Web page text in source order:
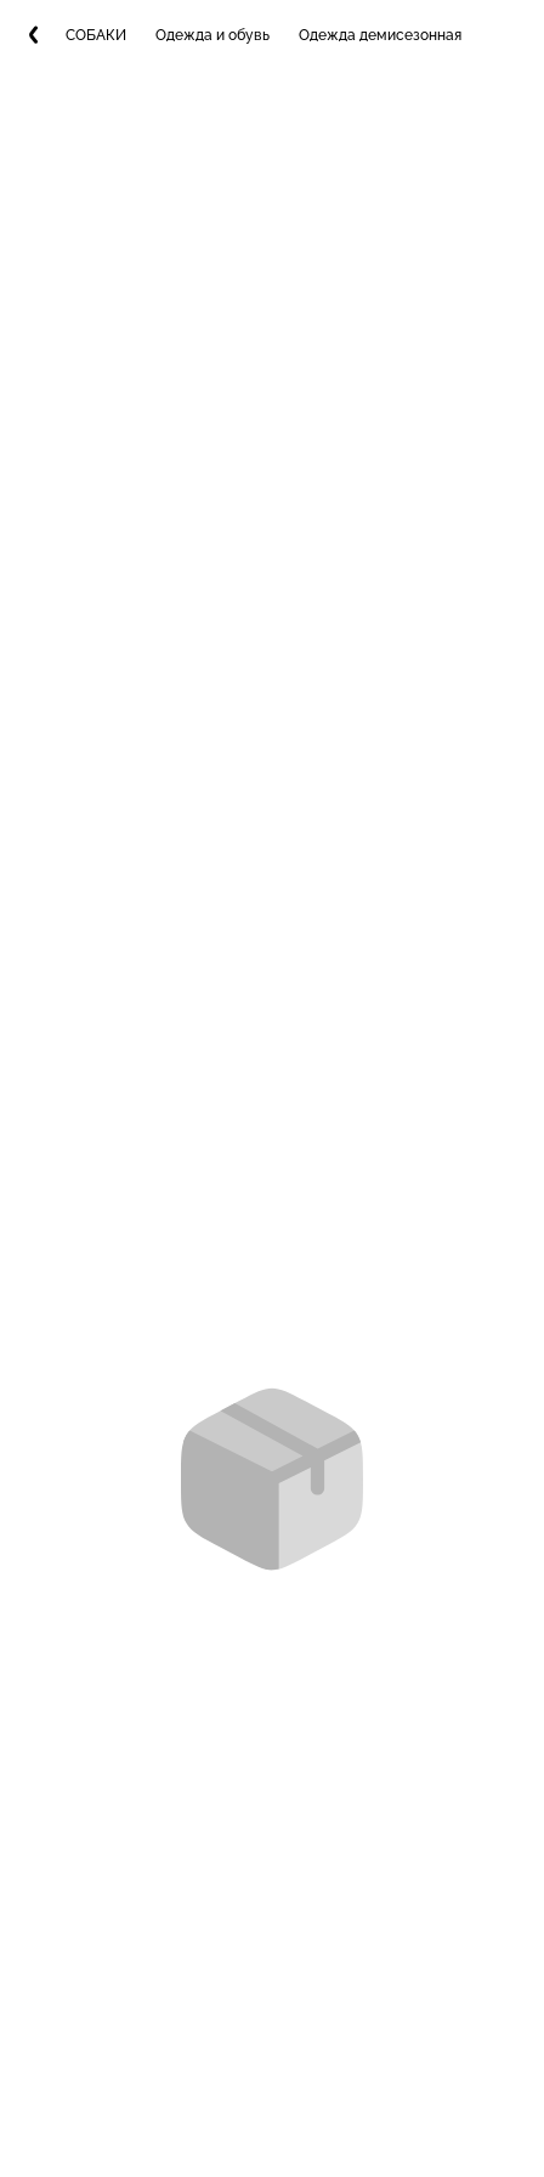
СОБАКИ Одежда и обувь Одежда демисезонная